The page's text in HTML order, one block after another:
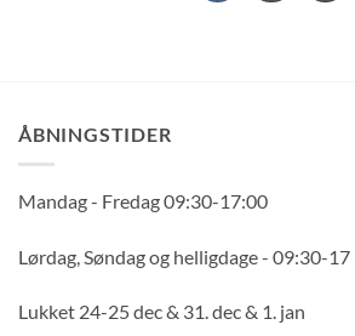
ÅBNINGSTIDER
Mandag - Fredag 09:30-17:00
Lørdag, Søndag og helligdage - 09:30-17
Lukket 24-25 dec & 31. dec & 1. jan